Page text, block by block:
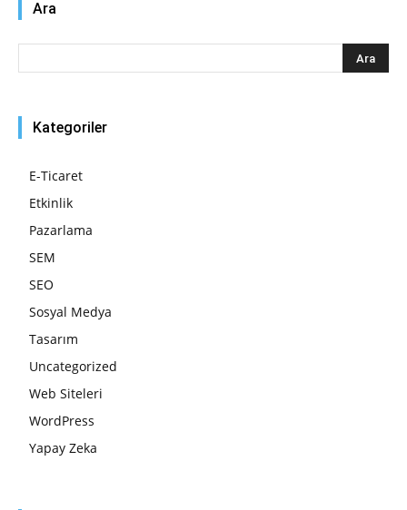
Ara
Kategoriler
E-Ticaret
Etkinlik
Pazarlama
SEM
SEO
Sosyal Medya
Tasarım
Uncategorized
Web Siteleri
WordPress
Yapay Zeka